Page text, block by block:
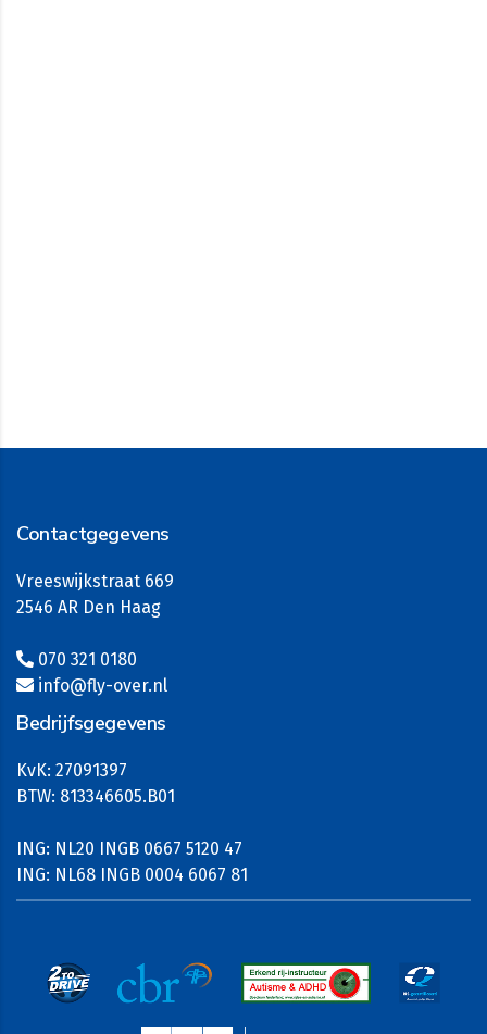
Contactgegevens
Vreeswijkstraat 669
2546 AR Den Haag
070 321 0180
info@fly-over.nl
Bedrijfsgegevens
KvK: 27091397
BTW: 813346605.B01
ING: NL20 INGB 0667 5120 47
ING: NL68 INGB 0004 6067 81